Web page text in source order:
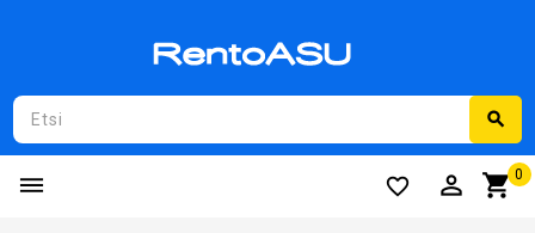
search
favorite_border perm_identity shopping_cart0